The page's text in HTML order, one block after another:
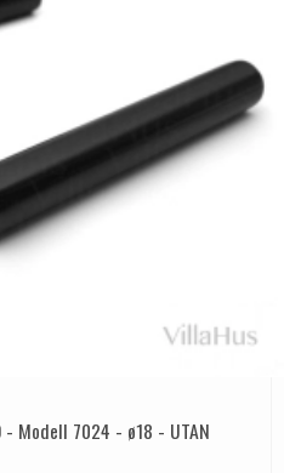
Modell 7024 - ø18 - UTAN